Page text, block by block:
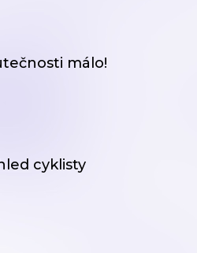
málo!
cyklisty